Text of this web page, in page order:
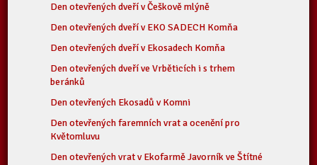
Den otevřených dveří v Češkově mlýně
Den otevřených dveří v EKO SADECH Komňa
Den otevřených dveří v Ekosadech Komňa
Den otevřených dveří ve Vrběticích i s trhem
beránků
Den otevřených Ekosadů v Komni
Den otevřených faremních vrat a ocenění pro
Květomluvu
Den otevřených vrat v Ekofarmě Javorník ve Štítné